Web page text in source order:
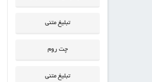
تبلیغ متنی
چت روم
تبلیغ متنی